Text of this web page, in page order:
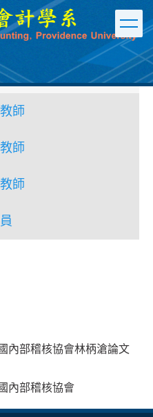
師
師
師
內部稽核協會林柄滄論文
內部稽核協會